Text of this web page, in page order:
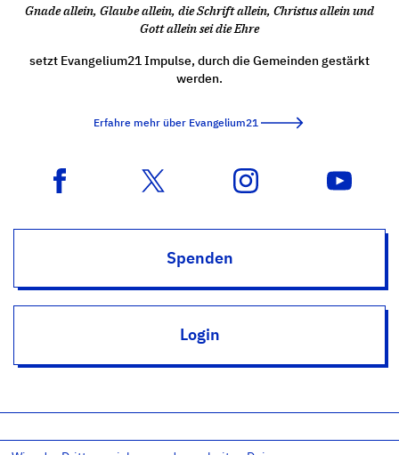
Gnade allein, Glaube allein, die Schrift allein, Christus allein und
Gott allein sei die Ehre
setzt Evangelium21 Impulse, durch die Gemeinden gestärkt
werden.
Erfahre mehr über Evangelium21
Spenden
Login